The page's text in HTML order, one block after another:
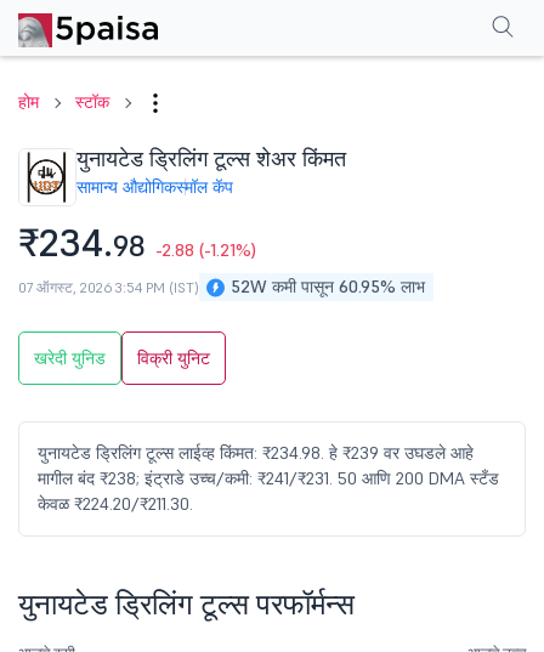
होम स्टॉक
युनायटेड ड्रिलिंग टूल्स शेअर किंमत
सामान्य औद्योगिकस्मॉल कॅप
₹234.98 -2.88 (-1.21%)
52W कमी पासून 60.95% लाभ
07 ऑगस्ट, 2026 3:54 PM (IST)
खरेदी युनिड विक्री युनिट
युनायटेड ड्रिलिंग टूल्स लाईव्ह किंमत: ₹234.98. हे ₹239 वर उघडले आहे
मागील बंद ₹238; इंट्राडे उच्च/कमी: ₹241/₹231. 50 आणि 200 DMA स्टँड
केवळ ₹224.20/₹211.30.
परफॉर्मन्सफायनान्शियल्स एफएक्यू
युनायटेड ड्रिलिंग टूल्स परफॉर्मन्स